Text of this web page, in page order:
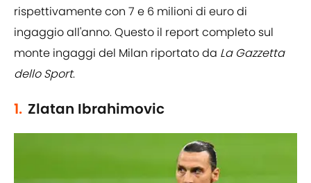
rispettivamente con 7 e 6 milioni di euro di
ingaggio all'anno. Questo il report completo sul
monte ingaggi del Milan riportato da La Gazzetta
dello Sport.
1. Zlatan Ibrahimovic